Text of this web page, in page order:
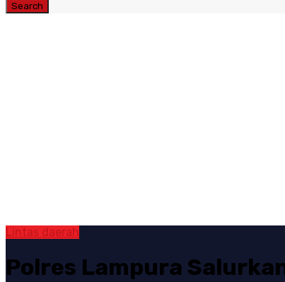
Search
Lintas daerah
Polres Lampura